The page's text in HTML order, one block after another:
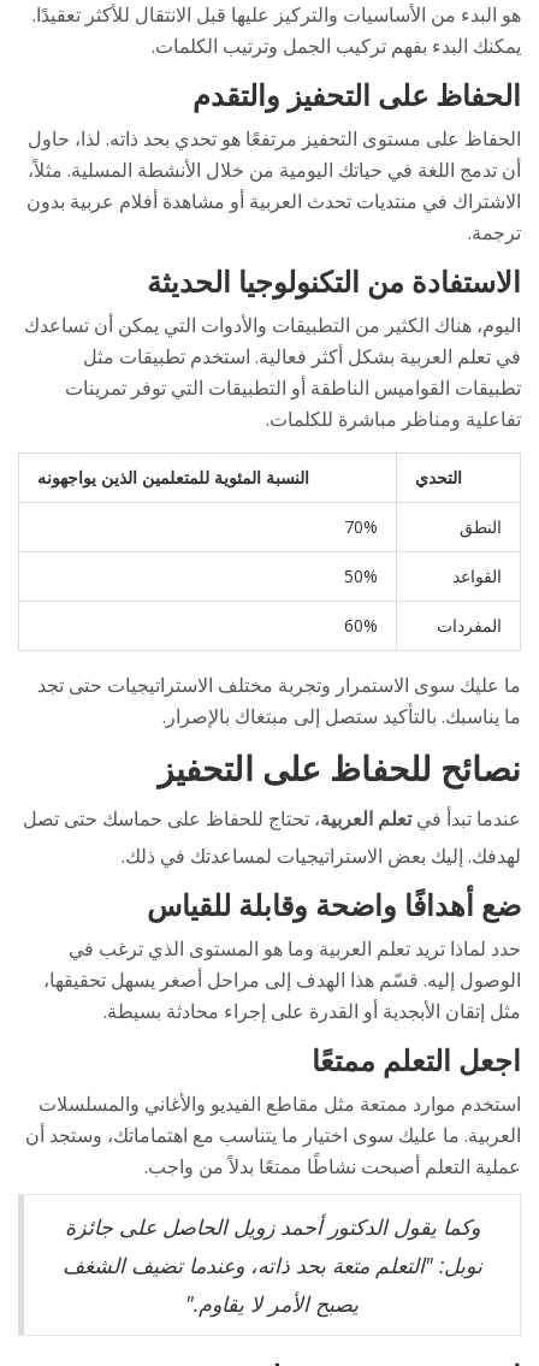
هو البدء من الأساسيات والتركيز عليها قبل الانتقال للأكثر تعقيدًا.
يمكنك البدء بفهم تركيب الجمل وترتيب الكلمات.
الحفاظ على التحفيز والتقدم
الحفاظ على مستوى التحفيز مرتفعًا هو تحدي بحد ذاته. لذا، حاول
أن تدمج اللغة في حياتك اليومية من خلال الأنشطة المسلية. مثلاً،
الاشتراك في منتديات تحدث العربية أو مشاهدة أفلام عربية بدون
ترجمة.
الاستفادة من التكنولوجيا الحديثة
اليوم، هناك الكثير من التطبيقات والأدوات التي يمكن أن تساعدك
في تعلم العربية بشكل أكثر فعالية. استخدم تطبيقات مثل
تطبيقات القواميس الناطقة أو التطبيقات التي توفر تمرينات
تفاعلية ومناظر مباشرة للكلمات.
التحدي النسبة المئوية للمتعلمين الذين يواجهونه
النطق 70%
القواعد 50%
المفردات 60%
ما عليك سوى الاستمرار وتجربة مختلف الاستراتيجيات حتى تجد
ما يناسبك. بالتأكيد ستصل إلى مبتغاك بالإصرار.
نصائح للحفاظ على التحفيز
عندما تبدأ فيتعلم العربية، تحتاج للحفاظ على حماسك حتى تصل
لهدفك. إليك بعض الاستراتيجيات لمساعدتك في ذلك.
ضع أهدافًا واضحة وقابلة للقياس
حدد لماذا تريد تعلم العربية وما هو المستوى الذي ترغب في
الوصول إليه. قسّم هذا الهدف إلى مراحل أصغر يسهل تحقيقها،
مثل إتقان الأبجدية أو القدرة على إجراء محادثة بسيطة.
اجعل التعلم ممتعًا
استخدم موارد ممتعة مثل مقاطع الفيديو والأغاني والمسلسلات
العربية. ما عليك سوى اختيار ما يتناسب مع اهتماماتك، وستجد أن
عملية التعلم أصبحت نشاطًا ممتعًا بدلاً من واجب.
وكما يقول الدكتور أحمد زويل الحاصل على جائزة
نوبل: "التعلم متعة بحد ذاته، وعندما تضيف الشغف
يصبح الأمر لا يقاوم."